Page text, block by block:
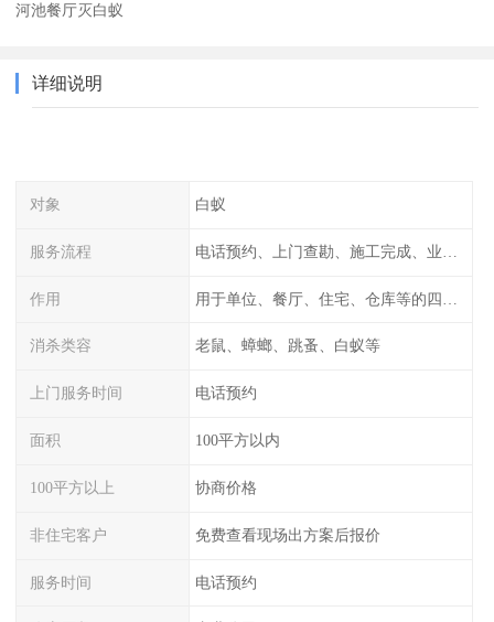
河池餐厅灭白蚁
详细说明
对象 白蚁
服务流程
作用
消杀类容 老鼠、蟑螂、跳蚤、白蚁等
上门服务时间 电话预约
面积 100平方以内
100平方以上 协商价格
非住宅客户 免费查看现场出方案后报价
服务时间 电话预约